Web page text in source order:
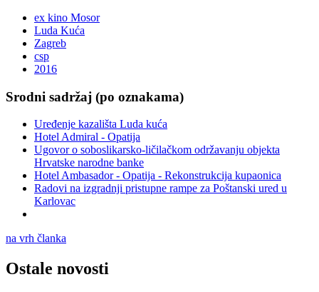
ex kino Mosor
Luda Kuća
Zagreb
csp
2016
Srodni sadržaj (po oznakama)
Uređenje kazališta Luda kuća
Hotel Admiral - Opatija
Ugovor o soboslikarsko-ličilačkom održavanju objekta
Hrvatske narodne banke
Hotel Ambasador - Opatija - Rekonstrukcija kupaonica
Radovi na izgradnji pristupne rampe za Poštanski ured u
Karlovac
na vrh članka
Ostale novosti